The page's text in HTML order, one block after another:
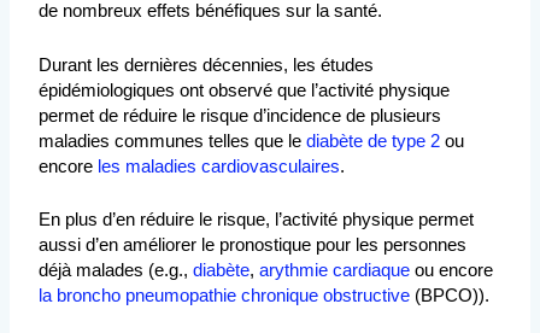
de nombreux effets bénéfiques sur la santé.
Durant les dernières décennies, les études
épidémiologiques ont observé que l’activité physique
permet de réduire le risque d’incidence de plusieurs
maladies communes telles que lediabète de type 2ou
encore les maladies cardiovasculaires.
En plus d’en réduire le risque, l’activité physique permet
aussi d’en améliorer le pronostique pour les personnes
déjà malades (e.g.,diabète,arythmie cardiaque ou encore
la broncho pneumopathie chronique obstructive (BPCO)).